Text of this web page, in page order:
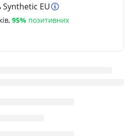
EU
, 95% позитивних